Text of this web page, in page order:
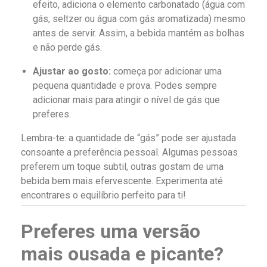
efeito, adiciona o elemento carbonatado (água com
gás, seltzer ou água com gás aromatizada) mesmo
antes de servir. Assim, a bebida mantém as bolhas
e não perde gás.
Ajustar ao gosto: começa por adicionar uma
pequena quantidade e prova. Podes sempre
adicionar mais para atingir o nível de gás que
preferes.
Lembra-te: a quantidade de “gás” pode ser ajustada
consoante a preferência pessoal. Algumas pessoas
preferem um toque subtil, outras gostam de uma
bebida bem mais efervescente. Experimenta até
encontrares o equilíbrio perfeito para ti!
Preferes uma versão
mais ousada e picante?